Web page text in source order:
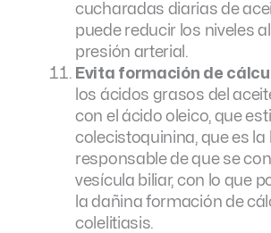
cucharadas diarias de
puede reducir los niveles
presión arterial.
Evita formación de
los ácidos grasos del
con el ácido oleico, que
colecistoquinina, que es
responsable de que se
vesícula biliar, con lo que
la dañina formación de
colelitiasis.